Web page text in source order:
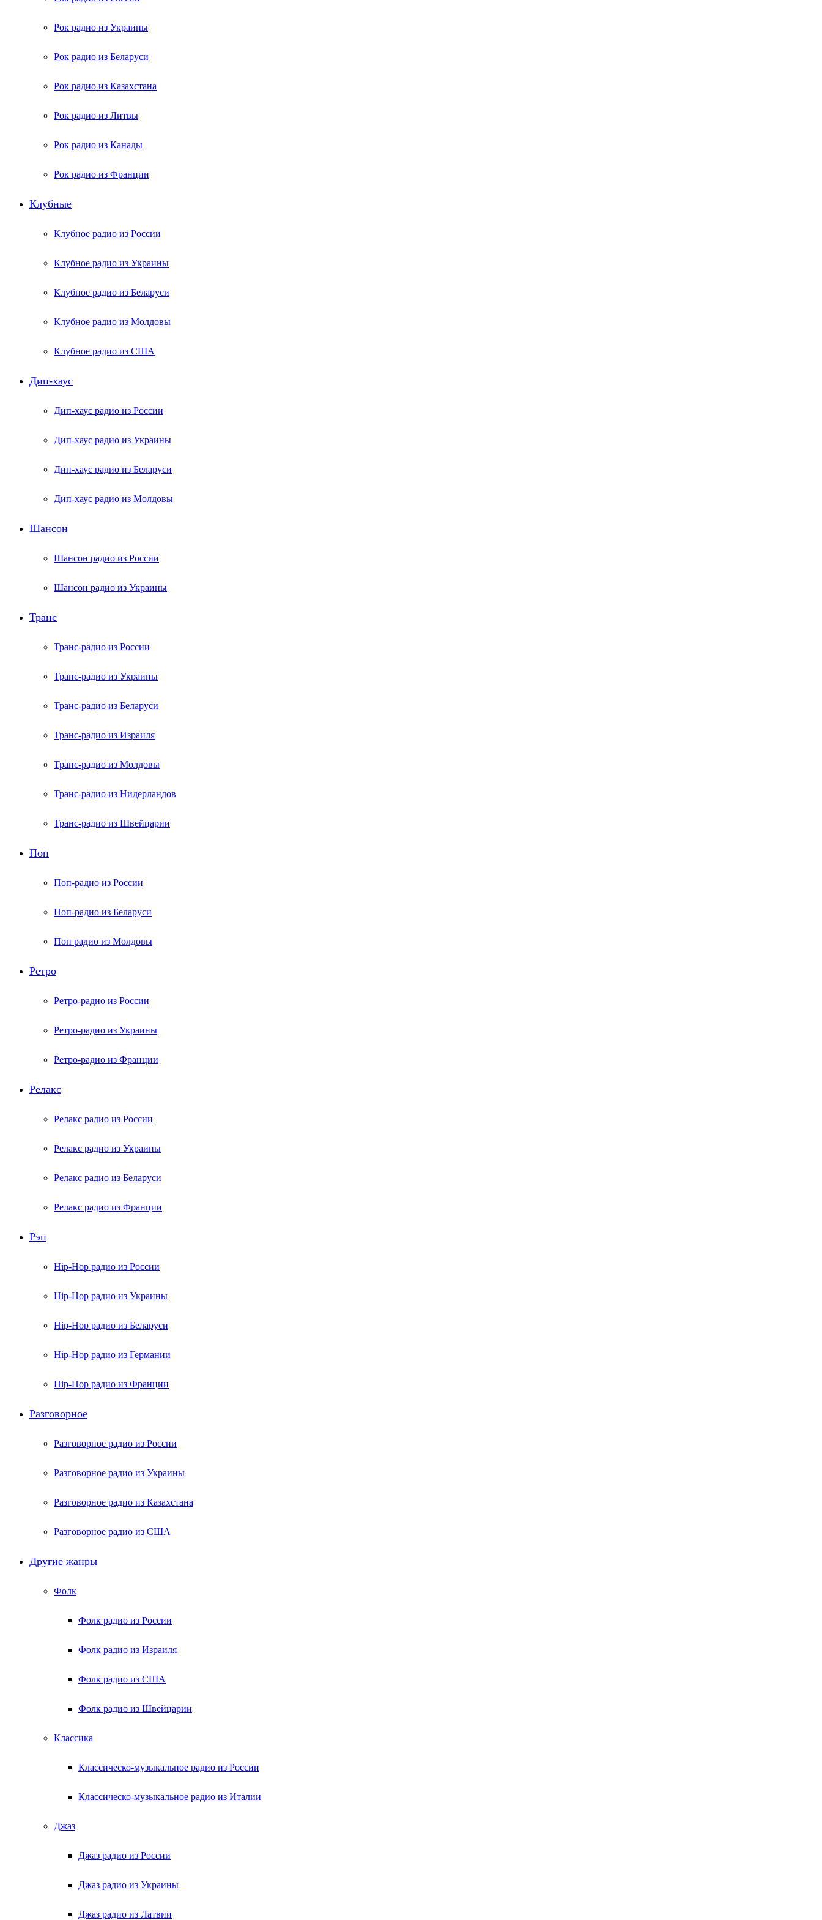
Рок радио из Украины
Рок радио из Беларуси
Рок радио из Казахстана
Рок радио из Литвы
Рок радио из Канады
Рок радио из Франции
Клубные
Клубное радио из России
Клубное радио из Украины
Клубное радио из Беларуси
Клубное радио из Молдовы
Клубное радио из США
Дип-хаус
Дип-хаус радио из России
Дип-хаус радио из Украины
Дип-хаус радио из Беларуси
Дип-хаус радио из Молдовы
Шансон
Шансон радио из России
Шансон радио из Украины
Транс
Транс-радио из России
Транс-радио из Украины
Транс-радио из Беларуси
Транс-радио из Израиля
Транс-радио из Молдовы
Транс-радио из Нидерландов
Транс-радио из Швейцарии
Поп
Поп-радио из России
Поп-радио из Беларуси
Поп радио из Молдовы
Ретро
Ретро-радио из России
Ретро-радио из Украины
Ретро-радио из Франции
Релакс
Релакс радио из России
Релакс радио из Украины
Релакс радио из Беларуси
Релакс радио из Франции
Рэп
Hip-Hop радио из России
Hip-Hop радио из Украины
Hip-Hop радио из Беларуси
Hip-Hop радио из Германии
Hip-Hop радио из Франции
Разговорное
Разговорное радио из России
Разговорное радио из Украины
Разговорное радио из Казахстана
Разговорное радио из США
Другие жанры
Фолк
Фолк радио из России
Фолк радио из Израиля
Фолк радио из США
Фолк радио из Швейцарии
Классика
Классическо-музыкальное радио из России
Классическо-музыкальное радио из Италии
Джаз
Джаз радио из России
Джаз радио из Украины
Джаз радио из Латвии